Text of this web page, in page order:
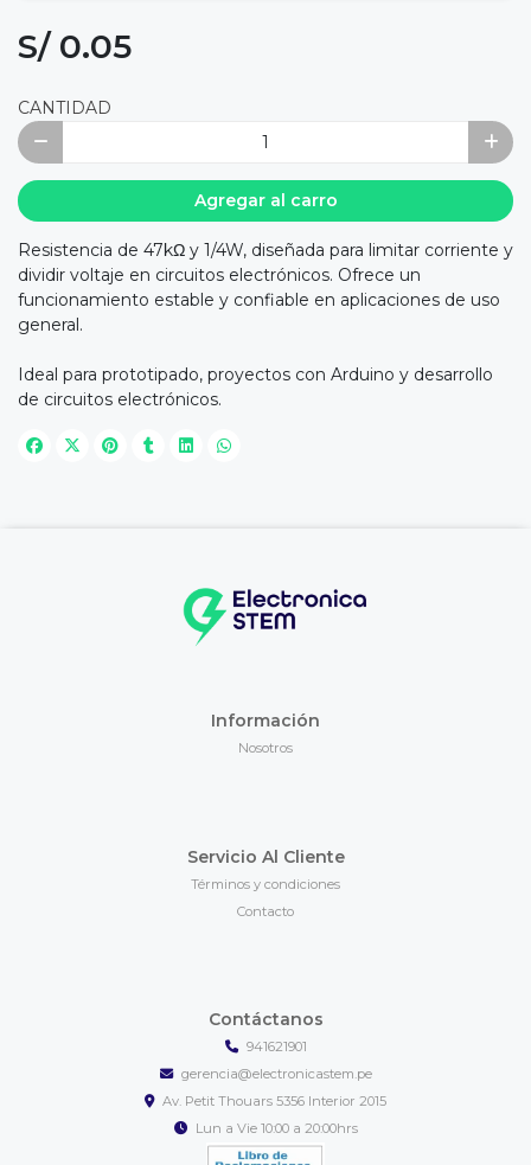
S/ 0.05
CANTIDAD
Agregar al carro
Resistencia de 47kΩ y 1/4W, diseñada para limitar corriente y
dividir voltaje en circuitos electrónicos. Ofrece un
funcionamiento estable y confiable en aplicaciones de uso
general.
Ideal para prototipado, proyectos con Arduino y desarrollo
de circuitos electrónicos.
Información
Nosotros
Servicio Al Cliente
Términos y condiciones
Contacto
Contáctanos
941621901
gerencia@electronicastem.pe
Av. Petit Thouars 5356 Interior 2015
Lun a Vie 10:00 a 20:00hrs